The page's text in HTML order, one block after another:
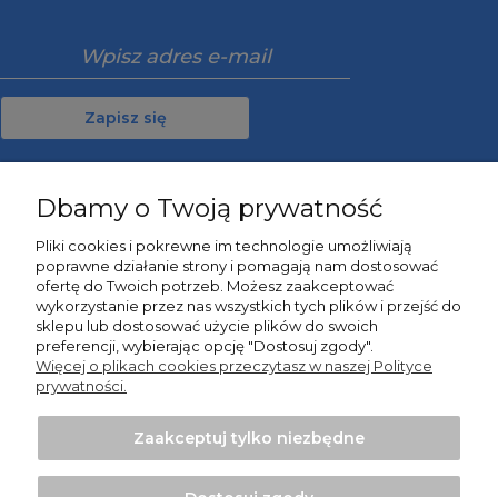
Zapisz się
Informacje
O nas
Projekt i wykonanie:Ecommercy.pl
Dbamy o Twoją prywatność
Pliki cookies i pokrewne im technologie umożliwiają
poprawne działanie strony i pomagają nam dostosować
ofertę do Twoich potrzeb. Możesz zaakceptować
wykorzystanie przez nas wszystkich tych plików i przejść do
sklepu lub dostosować użycie plików do swoich
preferencji, wybierając opcję "Dostosuj zgody".
Więcej o plikach cookies przeczytasz w naszej Polityce
prywatności.
Zaakceptuj tylko niezbędne